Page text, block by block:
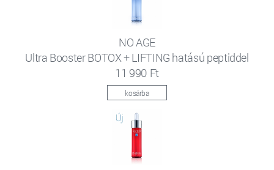
NO AGE
Ultra Booster BOTOX + LIFTING hatású peptiddel
11 990 Ft
kosárba